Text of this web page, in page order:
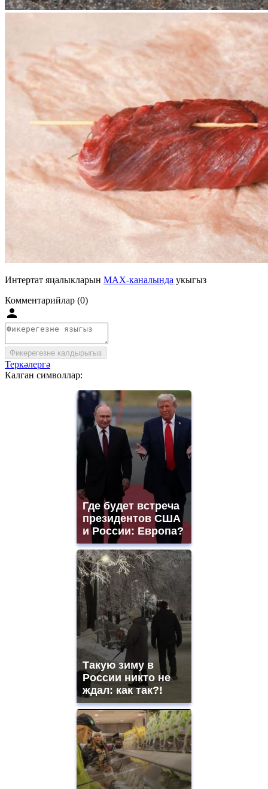
Интертат яңалыкларын MAX-каналында укыгыз
Комментарийлар (0)
Фикерегезне калдырыгыз
Теркәлергә
Калган символлар:
Где будет встреча
президентов США
и России: Европа?
Такую зиму в
России никто не
ждал: как так?!